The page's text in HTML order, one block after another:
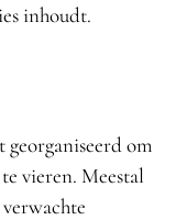
inhoudt.
georganiseerd om
vieren. Meestal